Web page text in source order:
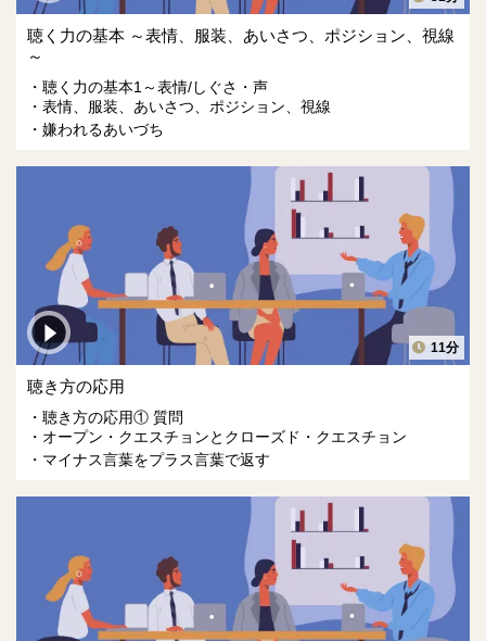
聴く力の基本 ～表情、服装、あいさつ、ポジション、視線
～
聴く力の基本1～表情/しぐさ・声
表情、服装、あいさつ、ポジション、視線
嫌われるあいづち
11分
聴き方の応用
聴き方の応用① 質問
オープン・クエスチョンとクローズド・クエスチョン
マイナス言葉をプラス言葉で返す